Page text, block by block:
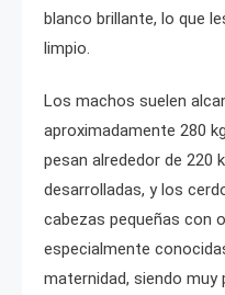
blanco brillante, lo que
limpio.
Los machos suelen
aproximadamente 280
pesan alrededor de 220
desarrolladas, y los
cabezas pequeñas con
especialmente
maternidad, siendo